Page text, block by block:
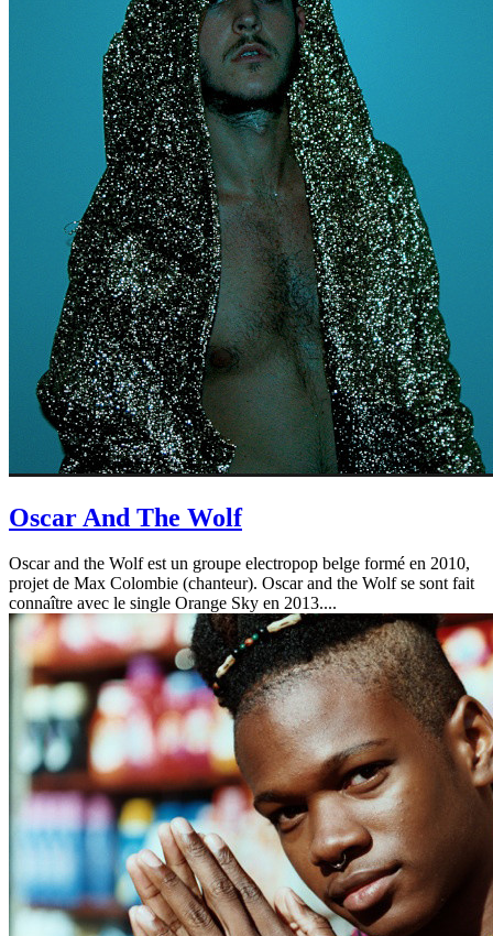
Oscar And The Wolf
Oscar and the Wolf est un groupe electropop belge formé en 2010,
projet de Max Colombie (chanteur). Oscar and the Wolf se sont fait
connaître avec le single Orange Sky en 2013....